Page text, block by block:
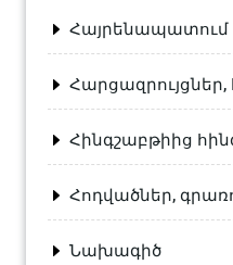
Հայրենապատում
Հինգշաբթիից
Հոդվածներ,
Նախագիծ